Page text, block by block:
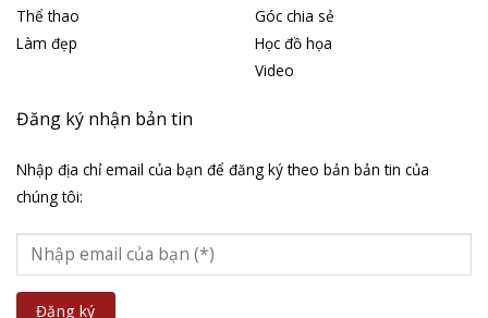
Thể thao
Làm đẹp
Góc chia sẻ
Học đồ họa
Video
Đăng ký nhận bản tin
Nhập địa chỉ email của bạn để đăng ký theo bản bản tin của
chúng tôi: